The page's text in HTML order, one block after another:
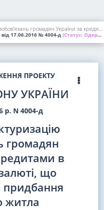
Про реструктуризацію зобов'язань громадян України за кредитами в іноземній валюті, що отримані на придбання єдиного житла
від 17.06.2016 № 4004-д (Статус: Одержаний ВР України)
ПРОЕКТУ
УКРАЇНИ
р. N 4004-д
громадян
в
що
придбання
житла